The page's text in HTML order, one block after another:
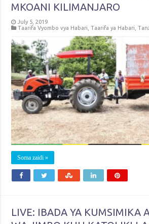
MKOANI KILIMANJARO
July 5, 2019
Taarifa Vyombo vya Habari ,Taarifa ya Habari ,
Soma zaidi »
LIVE: IBADA YA KUMSIMIKA